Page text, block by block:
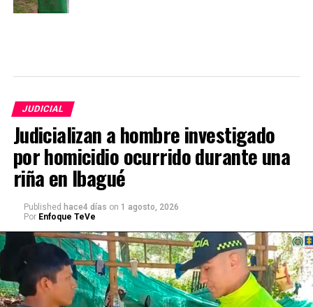
JUDICIAL
Judicializan a hombre investigado
por homicidio ocurrido durante una
riña en Ibagué
Published hace4 días on 1 agosto, 2026
Por Enfoque TeVe